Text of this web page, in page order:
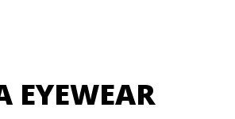
EYEWEAR